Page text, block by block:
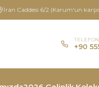
İran Caddesi 6/2 (Karum'un
TELEFON
+90